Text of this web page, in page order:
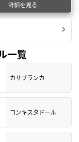
詳細を見る
一覧
カサブランカ
コンキスタドール